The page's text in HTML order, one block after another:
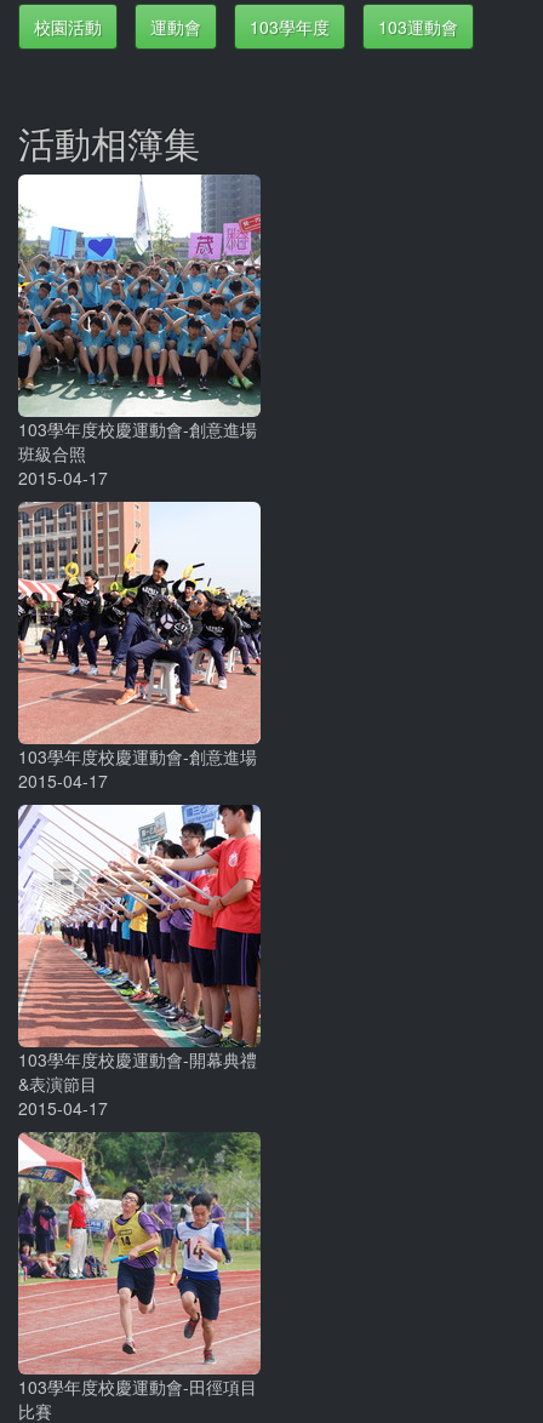
校園活動 運動會 103學年度 103運動會
活動相簿集
103學年度校慶運動會-創意進場
班級合照
2015-04-17
103學年度校慶運動會-創意進場
2015-04-17
103學年度校慶運動會-開幕典禮
&表演節目
2015-04-17
103學年度校慶運動會-田徑項目
比賽